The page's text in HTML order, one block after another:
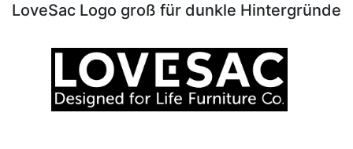
LoveSac Logo groß für dunkle Hintergründe